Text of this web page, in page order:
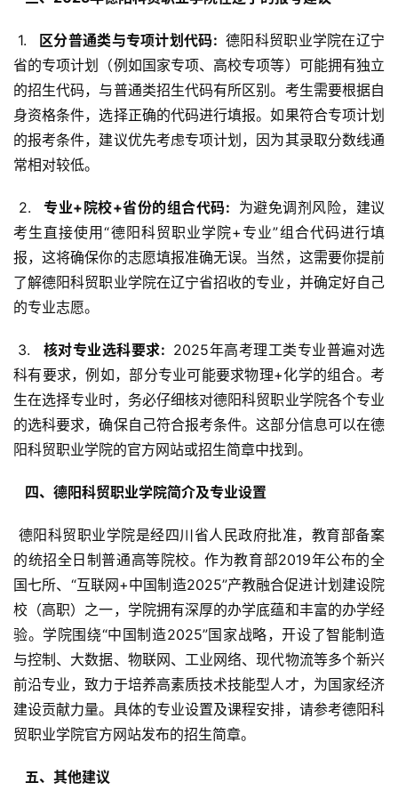
1.
  区分普通类与专项计划代码:
德阳科贸职业学院在辽宁
省的专项计划（例如国家专项、高校专项等）可能拥有独立
的招生代码，与普通类招生代码有所区别。考生需要根据自
身资格条件，选择正确的代码进行填报。如果符合专项计划
的报考条件，建议优先考虑专项计划，因为其录取分数线通
常相对较低。
2.
  专业+院校+省份的组合代码:
为避免调剂风险，建议
考生直接使用“德阳科贸职业学院+专业”组合代码进行填
报，这将确保你的志愿填报准确无误。当然，这需要你提前
了解德阳科贸职业学院在辽宁省招收的专业，并确定好自己
的专业志愿。
3.
  核对专业选科要求:
2025年高考理工类专业普遍对选
科有要求，例如，部分专业可能要求物理+化学的组合。考
生在选择专业时，务必仔细核对德阳科贸职业学院各个专业
的选科要求，确保自己符合报考条件。这部分信息可以在德
阳科贸职业学院的官方网站或招生简章中找到。
  四、德阳科贸职业学院简介及专业设置
的统招全日制普通高等院校。作为教育部2019年公布的全
国七所、“互联网+中国制造2025”产教融合促进计划建设院
校（高职）之一，学院拥有深厚的办学底蕴和丰富的办学经
验。学院围绕“中国制造2025”国家战略，开设了智能制造
与控制、大数据、物联网、工业网络、现代物流等多个新兴
前沿专业，致力于培养高素质技术技能型人才，为国家经济
建设贡献力量。具体的专业设置及课程安排，请参考德阳科
贸职业学院官方网站发布的招生简章。
  五、其他建议